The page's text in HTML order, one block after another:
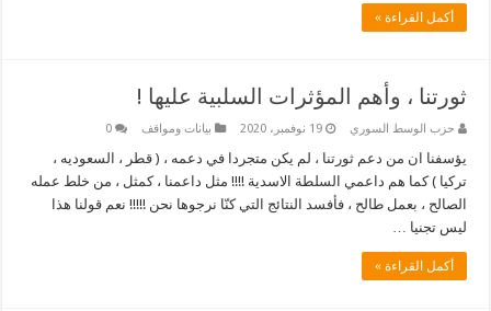
أكمل القراءة »
ثورتنا ، وأهم المؤثرات السلبية عليها !
حزب الوسط السوري 19 نوفمبر، 2020 بيانات ومواقف 0
يؤسفنا ان من دعم ثورتنا ، لم يكن متجردا في دعمه ، ( قطر ، السعوديه ،
تركيا ) كما هم داعمي السلطة الاسدية !!!! مثل داعمنا ، كمثل ، من خلط عمله
الصالح ، بعمل طالح ، فأفسد النتائج التي كنّا نرجوها نحن !!!!! نعم قولنا هذا
ليس تجنيا …
أكمل القراءة »